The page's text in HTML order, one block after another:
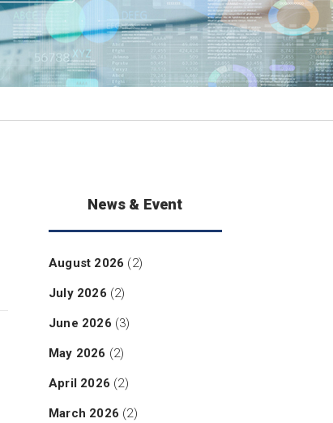
News & Event
August 2026 (2)
July 2026 (2)
June 2026 (3)
May 2026 (2)
April 2026 (2)
March 2026 (2)